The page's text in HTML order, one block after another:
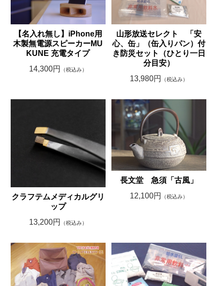
【名入れ無し】iPhone用
木製無電源スピーカーMU
KUNE 充電タイプ
14,300円
（税込み）
山形放送セレクト 「安
心、缶」（缶入りパン）付
き防災セット（ひとり一日
分目安）
13,980円
（税込み）
クラフテムメディカルグリ
ップ
13,200円
（税込み）
長文堂 急須「古風」
12,100円
（税込み）